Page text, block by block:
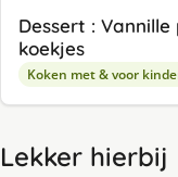
Dessert :
koekjes
Koken met & voor
Lekker hierbij